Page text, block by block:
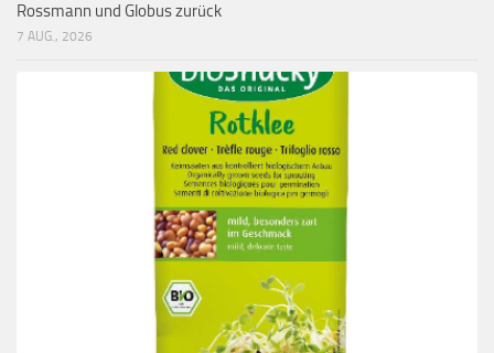
Rossmann und Globus zurück
7 AUG., 2026